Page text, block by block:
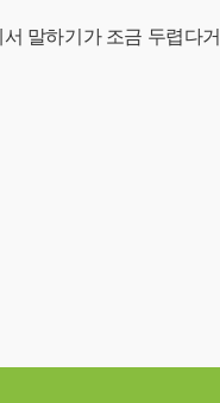
말하기가 조금 두렵다